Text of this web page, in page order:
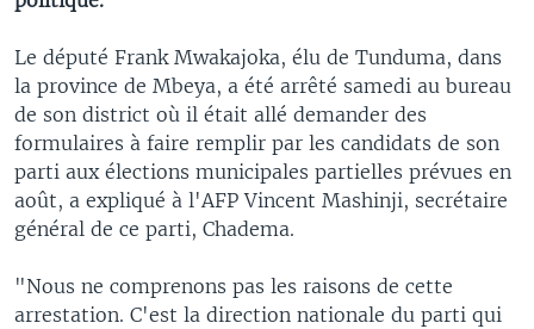
Le député Frank Mwakajoka, élu de Tunduma, dans
la province de Mbeya, a été arrêté samedi au bureau
de son district où il était allé demander des
formulaires à faire remplir par les candidats de son
parti aux élections municipales partielles prévues en
août, a expliqué à l'AFP Vincent Mashinji, secrétaire
général de ce parti, Chadema.
"Nous ne comprenons pas les raisons de cette
arrestation. C'est la direction nationale du parti qui